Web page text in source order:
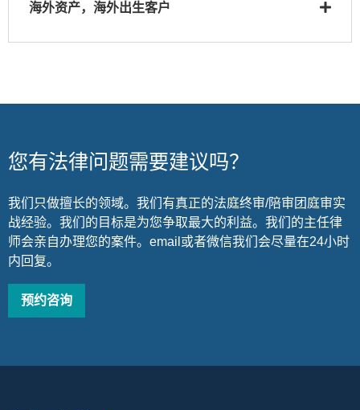
海外资产，海外出生客户
您有法律问题需要建议吗？
我们只做擅长的领域。我们有真正的法庭终审/陪审团庭审实
战经验。我们的目标是为您争取最大的利益。我们的主任律
师会亲自办理您的案件。email或者微信我们会尽量在24小时
内回复。
预约咨询